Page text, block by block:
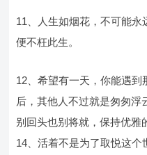
11、人生如烟花，不可能永
便不枉此生。
12、希望有一天，你能遇到
后，其他人不过就是匆匆浮
别回头也别将就，保持优雅
14、活着不是为了取悦这